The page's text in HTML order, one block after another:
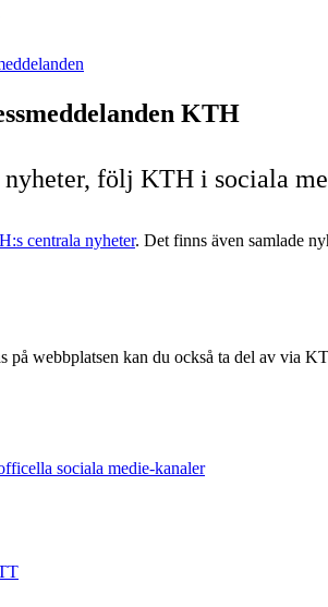
KTH
följ KTH i sociala
centrala nyheter. Det finns även samlade
på webbplatsen kan du också ta del av via
sociala medie-kanaler